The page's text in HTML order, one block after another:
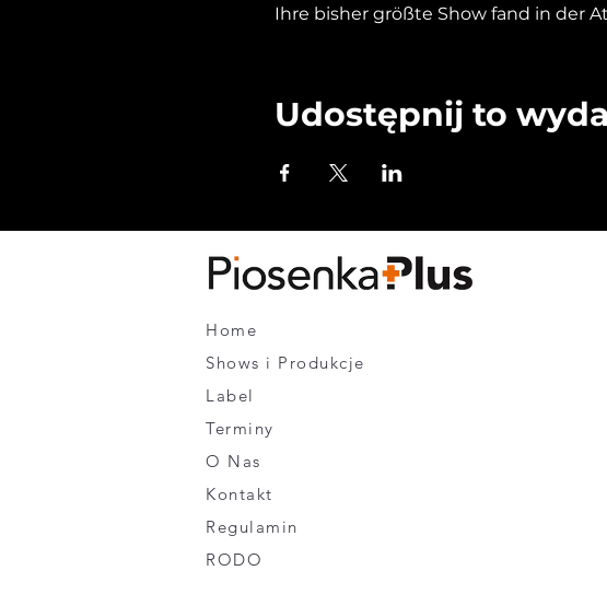
Ihre bisher größte Show fand in der
Udostępnij to
Home
Shows i Produkcje
Label
Terminy
O Nas
Kontakt
Regulamin
RODO